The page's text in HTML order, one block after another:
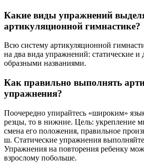
Какие виды упражнений
артикуляционной гимнастике?
Всю систему артикуляционной
на два вида упражнений: статические и
образными названиями.
Как правильно выполнять
упражнения?
Поочередно упирайтесь «широким»
резцы, то в нижние. Цель: укрепление
смена его положения, правильное
ш. Статические упражнения
Упражнения на повторения ребенку
взрослому побольше.